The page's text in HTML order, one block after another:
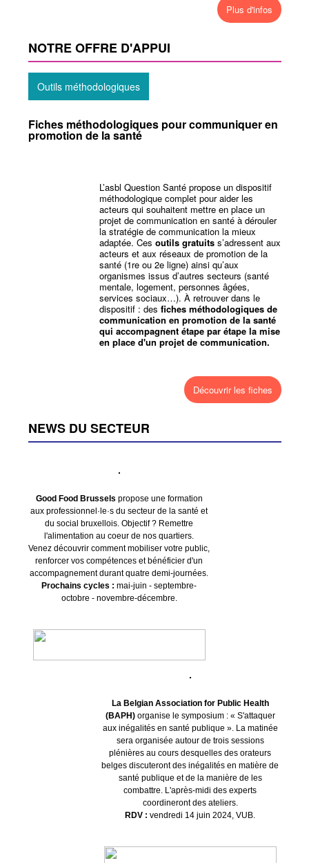
Plus d'infos
NOTRE OFFRE D'APPUI
Outils méthodologiques
Fiches méthodologiques pour communiquer en
promotion de la santé
L’asbl Question Santé propose un dispositif
méthodologique complet pour aider les
acteurs qui souhaitent mettre en place un
projet de communication en santé à dérouler
la stratégie de communication la mieux
adaptée. Ces outils gratuitss’adressent aux
acteurs et aux réseaux de promotion de la
santé (1re ou 2e ligne) ainsi qu’aux
organismes issus d’autres secteurs (santé
mentale, logement, personnes âgées,
services sociaux…). À retrouver dans le
dispositif : des fiches méthodologiques de
communication en promotion de la santé
qui accompagnent étape par étape la mise
en place d'un projet de communication.
Découvrir les fiches
NEWS DU SECTEUR
Good Food Brussels propose une formation
aux professionnel·le·s du secteur de la santé et
du social bruxellois. Objectif ? Remettre
l'alimentation au coeur de nos quartiers.
Venez découvrir comment mobiliser votre public,
renforcer vos compétences et bénéficier d'un
accompagnement durant quatre demi-journées.
Prochains cycles : mai-juin - septembre-
octobre - novembre-décembre.
La Belgian Association for Public Health
(BAPH) organise le symposium : « S'attaquer
aux inégalités en santé publique ». La matinée
sera organisée autour de trois sessions
plénières au cours desquelles des orateurs
belges discuteront des inégalités en matière de
santé publique et de la manière de les
combattre. L'après-midi des experts
coordineront des ateliers.
RDV : vendredi 14 juin 2024, VUB.